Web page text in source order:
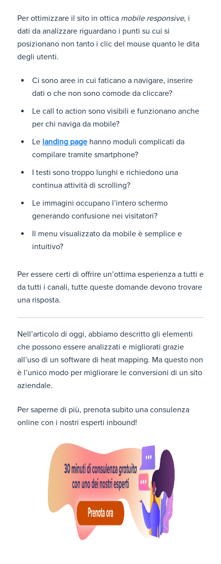
Per ottimizzare il sito in ottica mobile responsive, i
dati da analizzare riguardano i punti su cui si
posizionano non tanto i clic del mouse quanto le dita
degli utenti.
Ci sono aree in cui faticano a navigare, inserire
dati o che non sono comode da cliccare?
Le call to action sono visibili e funzionano anche
per chi naviga da mobile?
Le landing page hanno moduli complicati da
compilare tramite smartphone?
I testi sono troppo lunghi e richiedono una
continua attività di scrolling?
Le immagini occupano l’intero schermo
generando confusione nei visitatori?
Il menu visualizzato da mobile è semplice e
intuitivo?
Per essere certi di offrire un’ottima esperienza a tutti e
da tutti i canali, tutte queste domande devono trovare
una risposta.
Nell’articolo di oggi, abbiamo descritto gli elementi
che possono essere analizzati e migliorati grazie
all’uso di un software di heat mapping. Ma questo non
è l’unico modo per migliorare le conversioni di un sito
aziendale.
Per saperne di più, prenota subito una consulenza
online con i nostri esperti inbound!